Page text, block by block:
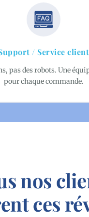
/ Service client
pas des robots. Une
pour chaque commande.
nos
ces